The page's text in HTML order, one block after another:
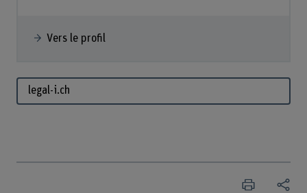
Vers le profil
legal-i.ch